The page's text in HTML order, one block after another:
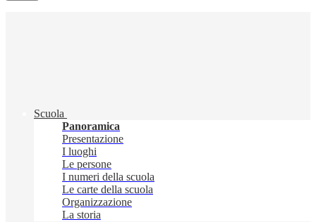
Scuola
Panoramica
Presentazione
I luoghi
Le persone
I numeri della scuola
Le carte della scuola
Organizzazione
La storia